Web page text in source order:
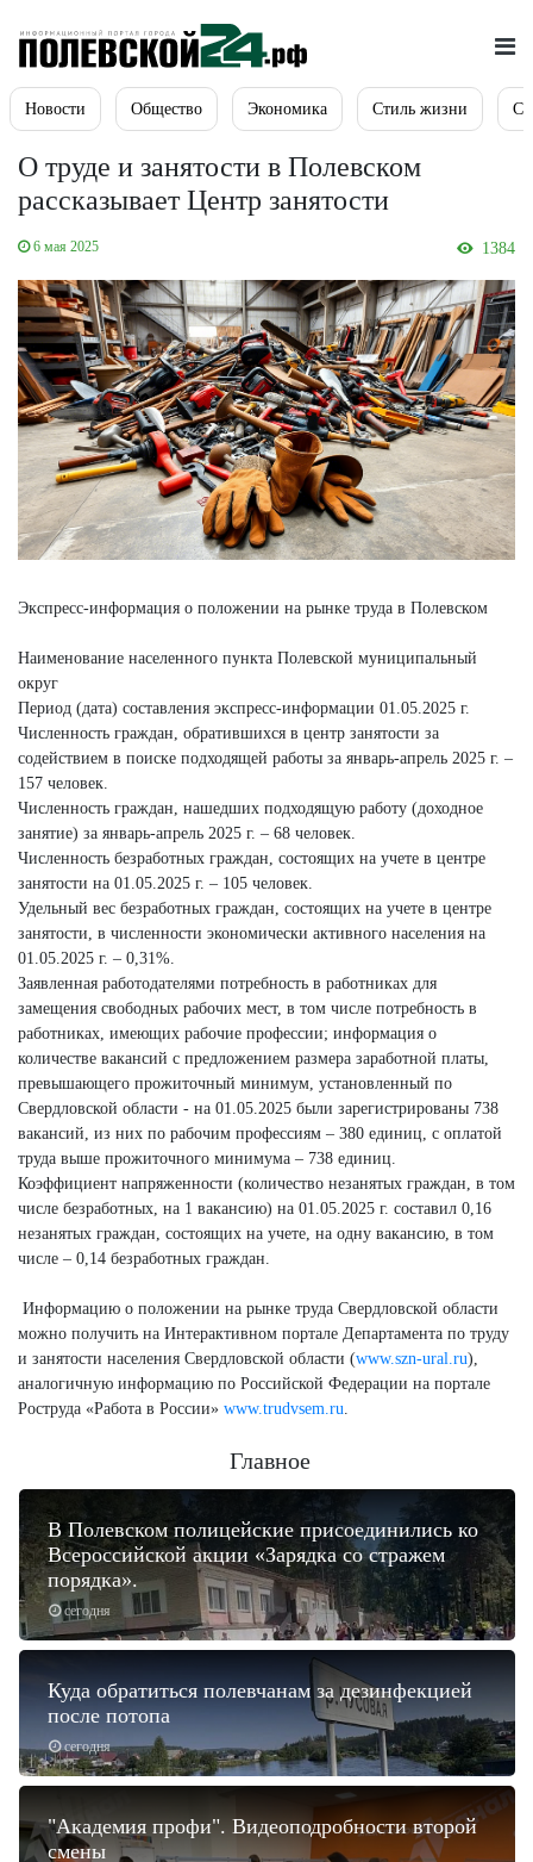
Новости Общество Экономика Стиль жизни
О труде и занятости в Полевском
рассказывает Центр занятости
6 мая 2025 1384
Экспресс-информация о положении на рынке труда в Полевском
Наименование населенного пункта Полевской муниципальный
округ
Период (дата) составления экспресс-информации 01.05.2025 г.
Численность граждан, обратившихся в центр занятости за
содействием в поиске подходящей работы за январь-апрель 2025 г. –
157 человек.
Численность граждан, нашедших подходящую работу (доходное
занятие) за январь-апрель 2025 г. – 68 человек.
Численность безработных граждан, состоящих на учете в центре
занятости на 01.05.2025 г. – 105 человек.
Удельный вес безработных граждан, состоящих на учете в центре
занятости, в численности экономически активного населения на
01.05.2025 г. – 0,31%.
Заявленная работодателями потребность в работниках для
замещения свободных рабочих мест, в том числе потребность в
работниках, имеющих рабочие профессии; информация о
количестве вакансий с предложением размера заработной платы,
превышающего прожиточный минимум, установленный по
Свердловской области - на 01.05.2025 были зарегистрированы 738
вакансий, из них по рабочим профессиям – 380 единиц, с оплатой
труда выше прожиточного минимума – 738 единиц.
Коэффициент напряженности (количество незанятых граждан, в том
числе безработных, на 1 вакансию) на 01.05.2025 г. составил 0,16
незанятых граждан, состоящих на учете, на одну вакансию, в том
числе – 0,14 безработных граждан.
Информацию о положении на рынке труда Свердловской области
можно получить на Интерактивном портале Департамента по труду
и занятости населения Свердловской области (www.szn-ural.ru),
аналогичную информацию по Российской Федерации на портале
Роструда «Работа в России» www.trudvsem.ru.
Главное
сегодня
В Полевском полицейские присоединились ко
Всероссийской акции «Зарядка со стражем
порядка».
сегодня
Куда обратиться полевчанам за дезинфекцией
после потопа
"Академия профи". Видеоподробности второй
смены